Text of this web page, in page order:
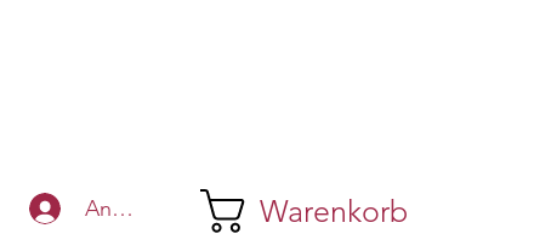
Anmelden Warenkorb